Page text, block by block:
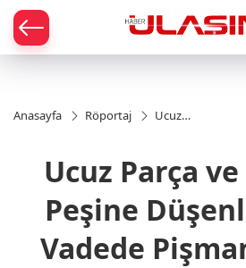
Anasayfa Röportaj
Ucuz
Peşine
Düşenler
Uzun
Vadede
Pişman
Oluyor
Ucuz Parça
Peşine
Vadede